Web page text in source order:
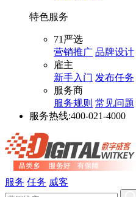
特色服务
71严选
营销推广 品牌设计
雇主
新手入门 发布任务
服务商
服务规则 常见问题
服务热线:400-021-4000
服务 任务 威客